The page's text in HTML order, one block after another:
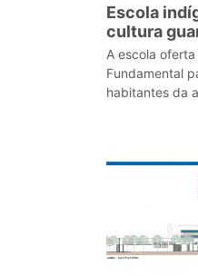
Escola
cultura
no Litoral
A escola
Fundamental
habitantes da